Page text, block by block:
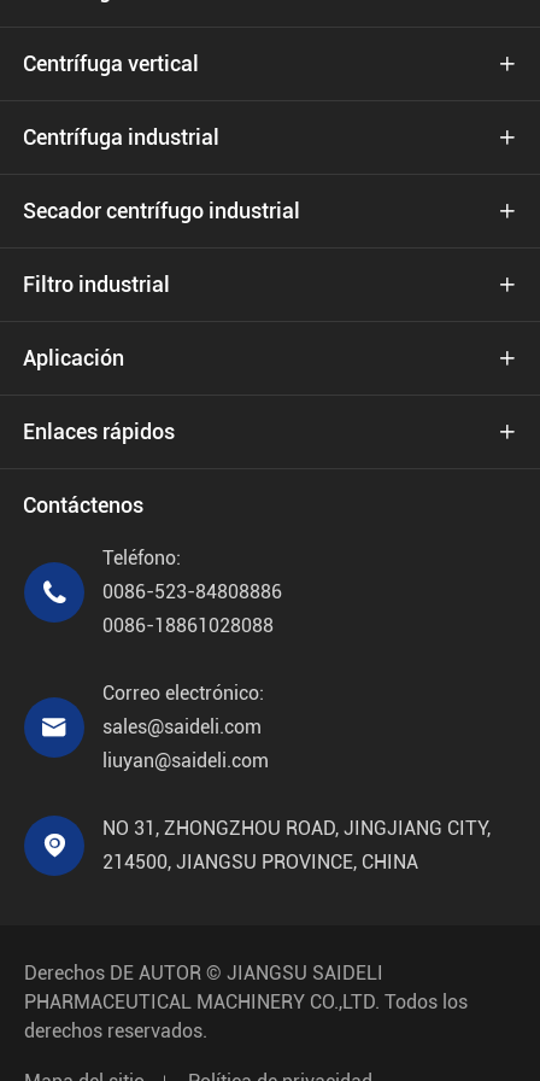
Centrífuga vertical 
Centrífuga industrial 
Secador centrífugo industrial 
Filtro industrial 
Aplicación 
Enlaces rápidos 
Contáctenos

Teléfono:
0086-523-84808886
0086-18861028088

Correo electrónico:
sales@saideli.com
liuyan@saideli.com

NO 31, ZHONGZHOU ROAD, JINGJIANG CITY,
214500, JIANGSU PROVINCE, CHINA
Derechos DE AUTOR © JIANGSU SAIDELI
PHARMACEUTICAL MACHINERY CO.,LTD. Todos los
derechos reservados.